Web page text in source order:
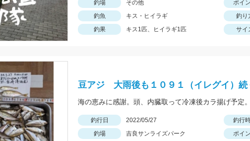
釣場
その他
ポイ
釣魚
キス・ヒイラギ 釣り
釣果
キス1匹、ヒイラギ1匹 サイ
豆アジ 大雨後も１０９１（イレグイ）続
釣行日 2022/05/27 釣行
釣場
吉良サンライズパーク ポイ